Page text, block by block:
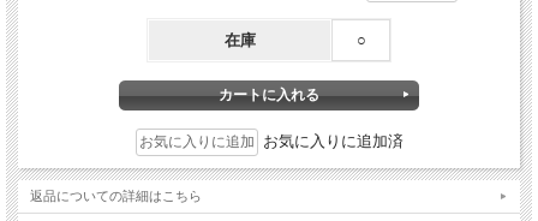
在庫 ○
お気に入りに追加済
返品についての詳細はこちら